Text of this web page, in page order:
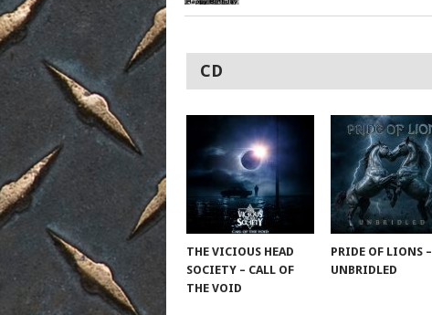
CD
THE VICIOUS HEAD
SOCIETY – CALL OF
THE VOID
PRIDE OF LIONS –
UNBRIDLED